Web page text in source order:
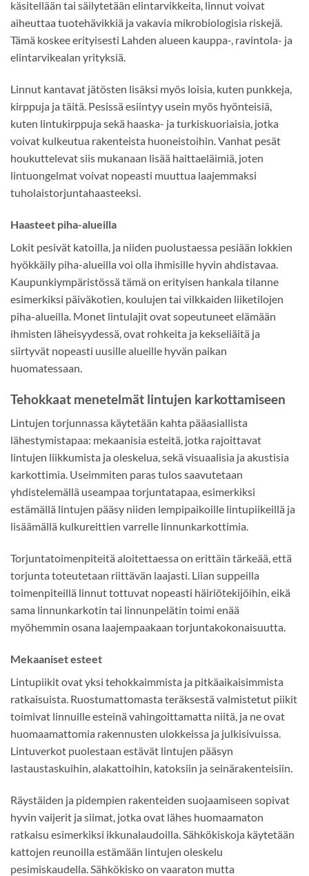
käsitellään tai säilytetään elintarvikkeita, linnut voivat
aiheuttaa tuotehävikkiä ja vakavia mikrobiologisia riskejä.
Tämä koskee erityisesti Lahden alueen kauppa-, ravintola- ja
elintarvikealan yrityksiä.
Linnut kantavat jätösten lisäksi myös loisia, kuten punkkeja,
kirppuja ja täitä. Pesissä esiintyy usein myös hyönteisiä,
kuten lintukirppuja sekä haaska- ja turkiskuoriaisia, jotka
voivat kulkeutua rakenteista huoneistoihin. Vanhat pesät
houkuttelevat siis mukanaan lisää haittaeläimiä, joten
lintuongelmat voivat nopeasti muuttua laajemmaksi
tuholaistorjuntahaasteeksi.
Haasteet piha-alueilla
Lokit pesivät katoilla, ja niiden puolustaessa pesiään lokkien
hyökkäily piha-alueilla voi olla ihmisille hyvin ahdistavaa.
Kaupunkiympäristössä tämä on erityisen hankala tilanne
esimerkiksi päiväkotien, koulujen tai vilkkaiden liiketilojen
piha-alueilla. Monet lintulajit ovat sopeutuneet elämään
ihmisten läheisyydessä, ovat rohkeita ja kekseliäitä ja
siirtyvät nopeasti uusille alueille hyvän paikan
huomatessaan.
Tehokkaat menetelmät lintujen karkottamiseen
Lintujen torjunnassa käytetään kahta pääasiallista
lähestymistapaa: mekaanisia esteitä, jotka rajoittavat
lintujen liikkumista ja oleskelua, sekä visuaalisia ja akustisia
karkottimia. Useimmiten paras tulos saavutetaan
yhdistelemällä useampaa torjuntatapaa, esimerkiksi
estämällä lintujen pääsy niiden lempipaikoille lintupiikeillä ja
lisäämällä kulkureittien varrelle linnunkarkottimia.
Torjuntatoimenpiteitä aloitettaessa on erittäin tärkeää, että
torjunta toteutetaan riittävän laajasti. Liian suppeilla
toimenpiteillä linnut tottuvat nopeasti häiriötekijöihin, eikä
sama linnunkarkotin tai linnunpelätin toimi enää
myöhemmin osana laajempaakaan torjuntakokonaisuutta.
Mekaaniset esteet
Lintupiikit ovat yksi tehokkaimmista ja pitkäaikaisimmista
ratkaisuista. Ruostumattomasta teräksestä valmistetut piikit
toimivat linnuille esteinä vahingoittamatta niitä, ja ne ovat
huomaamattomia rakennusten ulokkeissa ja julkisivuissa.
Lintuverkot puolestaan estävät lintujen pääsyn
lastaustaskuihin, alakattoihin, katoksiin ja seinärakenteisiin.
Räystäiden ja pidempien rakenteiden suojaamiseen sopivat
hyvin vaijerit ja siimat, jotka ovat lähes huomaamaton
ratkaisu esimerkiksi ikkunalaudoilla. Sähkökiskoja käytetään
kattojen reunoilla estämään lintujen oleskelu
pesimiskaudella. Sähkökisko on vaaraton mutta